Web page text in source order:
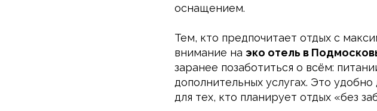
оснащением.
Тем, кто предпочитает отдых с
внимание на эко отель в
заранее позаботиться о всём:
дополнительных услугах. Это
для тех, кто планирует отдых «без